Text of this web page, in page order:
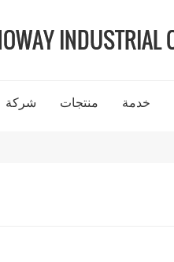
شركة منتجات خدمة